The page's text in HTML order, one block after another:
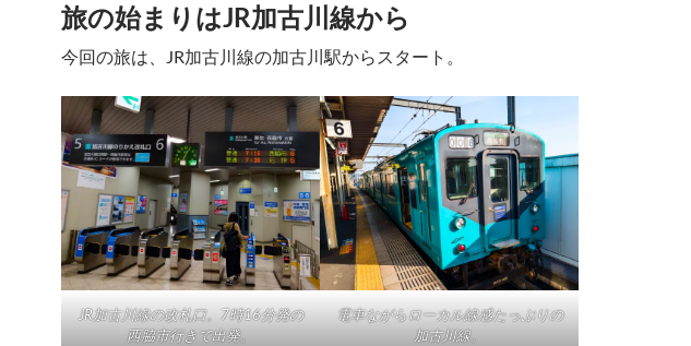
旅の始まりはJR加古川線から
今回の旅は、JR加古川線の加古川駅からスタート。
JR加古川線の改札口。7時16分発の
西脇市行きで出発。
電車ながらローカル線感たっぷりの
加古川線。